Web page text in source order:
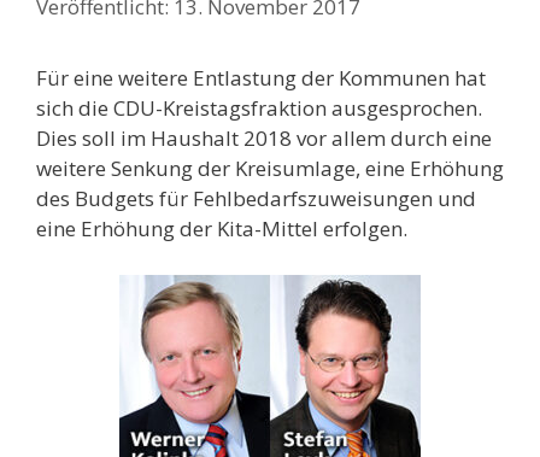
13. November 2017
Für eine weitere Entlastung der Kommunen hat
sich die CDU-Kreistagsfraktion ausgesprochen.
Dies soll im Haushalt 2018 vor allem durch eine
weitere Senkung der Kreisumlage, eine Erhöhung
des Budgets für Fehlbedarfszuweisungen und
eine Erhöhung der Kita-Mittel erfolgen.